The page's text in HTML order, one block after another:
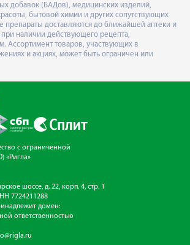
добавок (БАДов), медицинских изделий,
бытовой химии и других сопутствующих
препараты доставляются до ближайшей аптеки и
наличии действующего рецепта,
Ассортимент товаров, участвующих в
и акциях, может быть ограничен или
с ограниченной
«Ригла»
шоссе, д. 22, корп. 4, стр. 1
7724211288
домен:
ответственностью